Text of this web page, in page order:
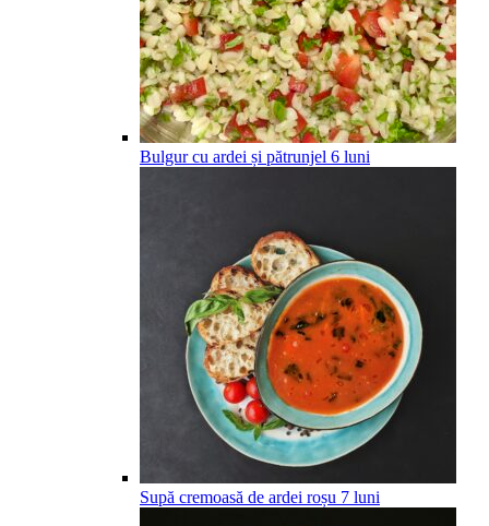
Bulgur cu ardei și pătrunjel 6 luni
Supă cremoasă de ardei roșu 7 luni